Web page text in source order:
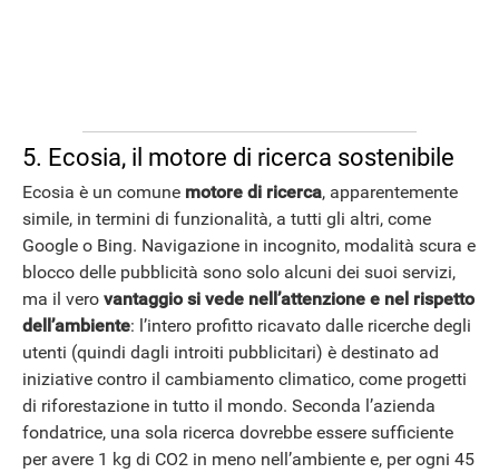
5. Ecosia, il motore di ricerca sostenibile
Ecosia è un comune motore di ricerca, apparentemente
simile, in termini di funzionalità, a tutti gli altri, come
Google o Bing. Navigazione in incognito, modalità scura e
blocco delle pubblicità sono solo alcuni dei suoi servizi,
ma il vero vantaggio si vede nell’attenzione e nel rispetto
dell’ambiente: l’intero profitto ricavato dalle ricerche degli
utenti (quindi dagli introiti pubblicitari) è destinato ad
iniziative contro il cambiamento climatico, come progetti
di riforestazione in tutto il mondo. Seconda l’azienda
fondatrice, una sola ricerca dovrebbe essere sufficiente
per avere 1 kg di CO2 in meno nell’ambiente e, per ogni 45